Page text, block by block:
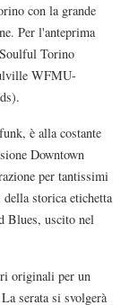
con la grande
Per l'anteprima
Torino
WFMU-
è alla costante
Downtown
per tantissimi
storica etichetta
Blues, uscito nel
originali per un
serata si svolgerà